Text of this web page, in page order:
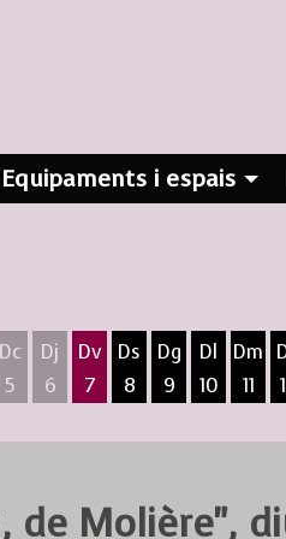
Equipaments i espais
Dc
5
Dj
6
Dv
7
Ds
8
Dg
9
Dl
10
Dm
11
de Molière",